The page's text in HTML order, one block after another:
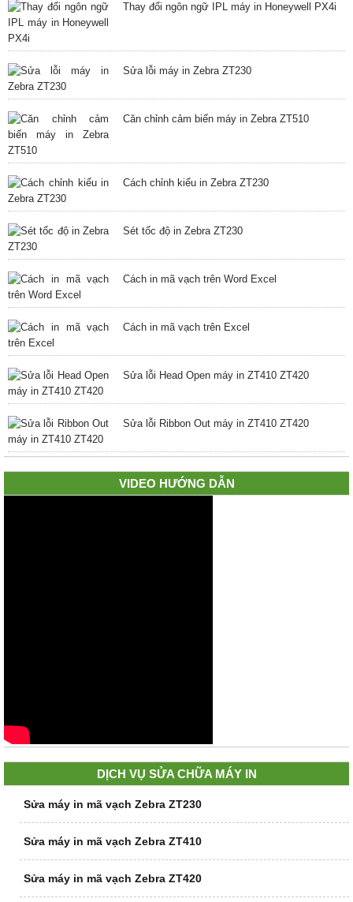
Thay đổi ngôn ngữ IPL máy in Honeywell PX4i
Sửa lỗi máy in Zebra ZT230
Căn chỉnh cảm biến máy in Zebra ZT510
Cách chỉnh kiểu in Zebra ZT230
Sét tốc độ in Zebra ZT230
Cách in mã vạch trên Word Excel
Cách in mã vạch trên Excel
Sửa lỗi Head Open máy in ZT410 ZT420
Sửa lỗi Ribbon Out máy in ZT410 ZT420
VIDEO HƯỚNG DẪN
DỊCH VỤ SỬA CHỮA MÁY IN
Sửa máy in mã vạch Zebra ZT230
Sửa máy in mã vạch Zebra ZT410
Sửa máy in mã vạch Zebra ZT420